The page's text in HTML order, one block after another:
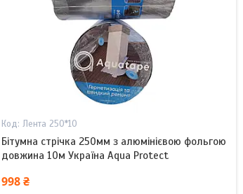
Лента 250*10
Бітумна стрічка 250мм з алюмінієвою фольгою
довжина 10м Україна Aqua Protect
998 ₴